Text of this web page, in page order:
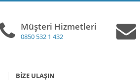
Müşteri Hizmetleri
0850 532 1 432
BIZE ULAŞIN